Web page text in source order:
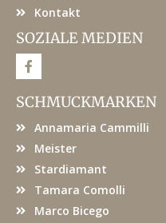
Kontakt
SOZIALE MEDIEN
F
a
e
b
o
SCHMUCKMARKEN
Annamaria Cammilli
Meister
Stardiamant
Tamara Comolli
Marco Bicego